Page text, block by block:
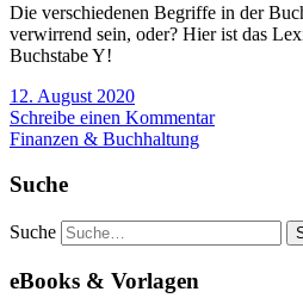
Die verschiedenen Begriffe in der
verwirrend sein, oder? Hier ist das
Buchstabe Y!
12. August 2020
Schreibe einen Kommentar
Finanzen & Buchhaltung
Suche
Suche
eBooks & Vorlagen